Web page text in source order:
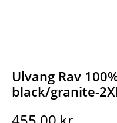
Ulvang Rav
black/granite-